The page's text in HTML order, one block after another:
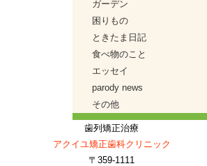
ガーデン
困りもの
ときたま日記
食べ物のこと
エッセイ
parody news
その他
歯列矯正治療
アクイユ矯正歯科クリニック
〒359-1111